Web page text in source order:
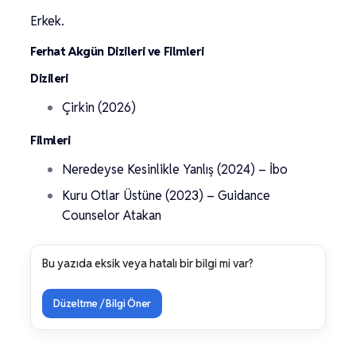
Erkek.
Ferhat Akgün Dizileri ve Filmleri
Dizileri
Çirkin (2026)
Filmleri
Neredeyse Kesinlikle Yanlış (2024) – İbo
Kuru Otlar Üstüne (2023) – Guidance
Counselor Atakan
Bu yazıda eksik veya hatalı bir bilgi mi var?
Düzeltme / Bilgi Öner